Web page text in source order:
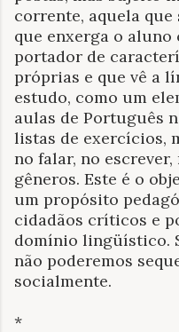
corrente, aquela
que enxerga o
portador de
próprias e que vê a
estudo, como um
aulas de Português
listas de exercícios,
no falar, no
gêneros. Este é o
um propósito
cidadãos críticos e
domínio lingüístico.
não poderemos
socialmente.
*